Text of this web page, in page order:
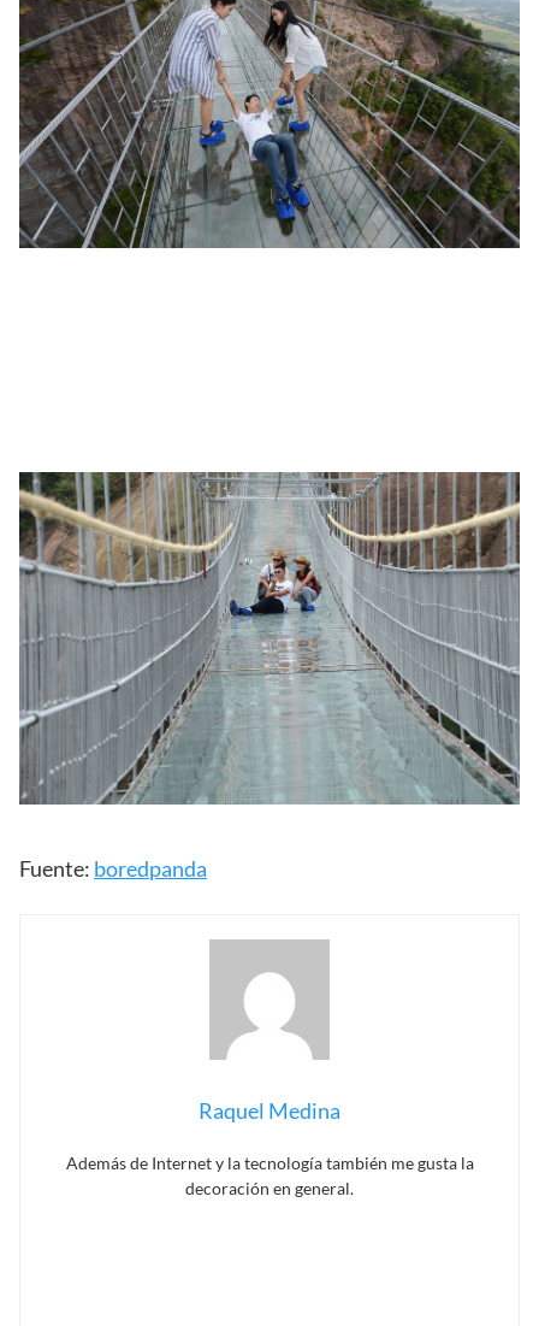
Fuente: boredpanda
Raquel Medina
Además de Internet y la tecnología también me gusta la
decoración en general.